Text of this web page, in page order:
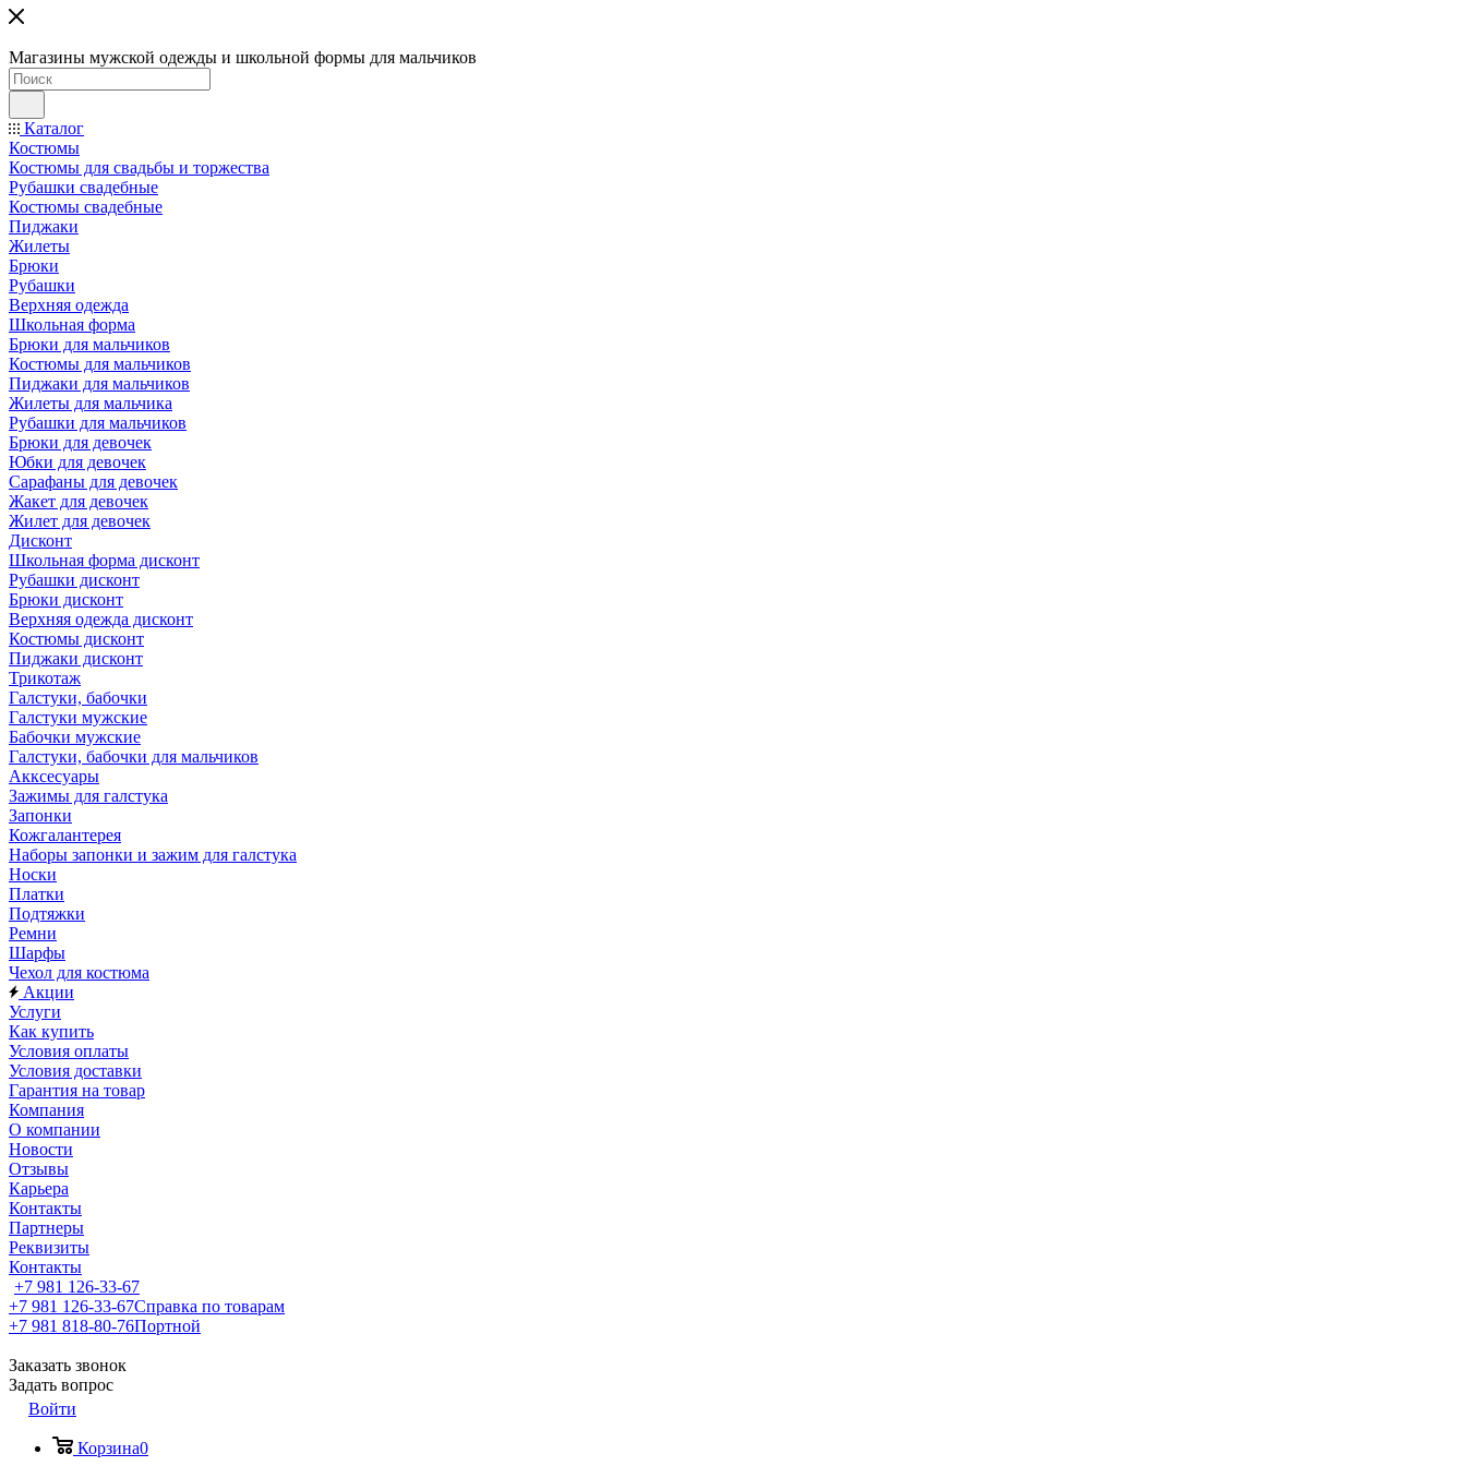
Магазины мужской одежды и школьной формы для мальчиков
Каталог
Костюмы
Костюмы для свадьбы и торжества
Рубашки свадебные
Костюмы свадебные
Пиджаки
Жилеты
Брюки
Рубашки
Верхняя одежда
Школьная форма
Брюки для мальчиков
Костюмы для мальчиков
Пиджаки для мальчиков
Жилеты для мальчика
Рубашки для мальчиков
Брюки для девочек
Юбки для девочек
Сарафаны для девочек
Жакет для девочек
Жилет для девочек
Дисконт
Школьная форма дисконт
Рубашки дисконт
Брюки дисконт
Верхняя одежда дисконт
Костюмы дисконт
Пиджаки дисконт
Трикотаж
Галстуки, бабочки
Галстуки мужские
Бабочки мужские
Галстуки, бабочки для мальчиков
Акксесуары
Зажимы для галстука
Запонки
Кожгалантерея
Наборы запонки и зажим для галстука
Носки
Платки
Подтяжки
Ремни
Шарфы
Чехол для костюма
Акции
Услуги
Как купить
Условия оплаты
Условия доставки
Гарантия на товар
Компания
О компании
Новости
Отзывы
Карьера
Контакты
Партнеры
Реквизиты
Контакты
+7 981 126-33-67
+7 981 126-33-67Справка по товарам
+7 981 818-80-76Портной
Заказать звонок
Задать вопрос
Войти
Корзина0